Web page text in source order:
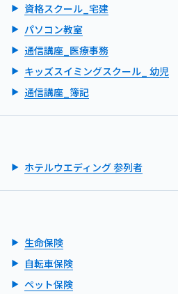
資格スクール_宅建
パソコン教室
通信講座_医療事務
キッズスイミングスクール_ 幼児
通信講座_簿記
ホテルウエディング 参列者
生命保険
自転車保険
ペット保険